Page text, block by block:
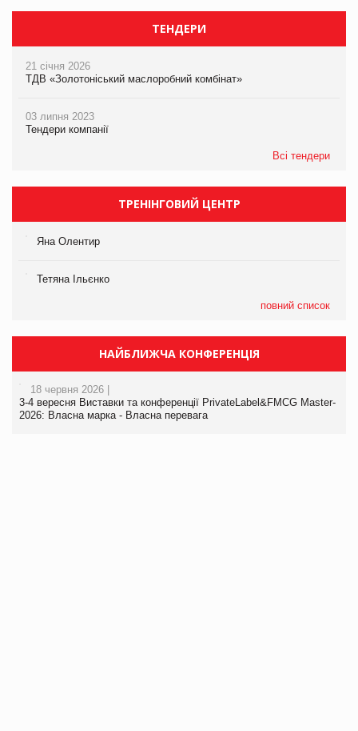
ТЕНДЕРИ
21 січня 2026
ТДВ «Золотоніський маслоробний комбінат»
03 липня 2023
Тендери компанії
Всі тендери
ТРЕНІНГОВИЙ ЦЕНТР
Яна Олентир
Тетяна Ільєнко
повний список
НАЙБЛИЖЧА КОНФЕРЕНЦІЯ
18 червня 2026 |
3-4 вересня Виставки та конференції PrivateLabel&FMCG Master-
2026: Власна марка - Власна перевага